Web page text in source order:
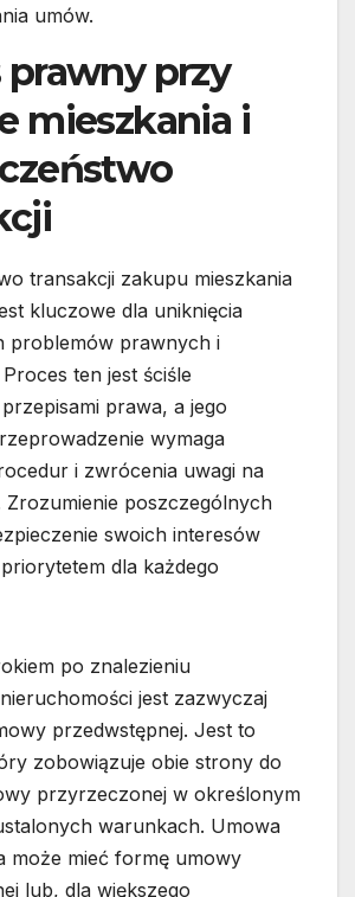
umów.
prawny przy
mieszkania i
transakcji zakupu mieszkania
kluczowe dla uniknięcia
problemów prawnych i
ten jest ściśle
prawa, a jego
wymaga
i zwrócenia uwagi na
Zrozumienie poszczególnych
swoich interesów
dla każdego
po znalezieniu
jest zazwyczaj
przedwstępnej. Jest to
zobowiązuje obie strony do
przyrzeczonej w określonym
warunkach. Umowa
może mieć formę umowy
lub, dla większego